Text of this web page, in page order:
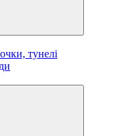
тунелі